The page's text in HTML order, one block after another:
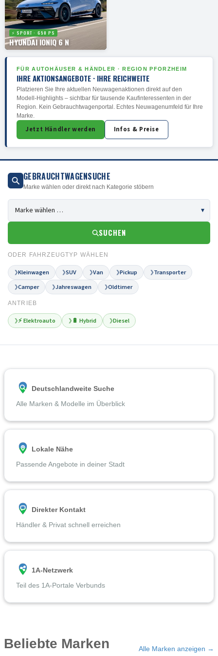
⚡ SPORT · 650 PS
HYUNDAI IONIQ 6 N
FÜR AUTOHÄUSER & HÄNDLER · REGION PFORZHEIM
IHRE AKTIONSANGEBOTE · IHRE REICHWEITE
Platzieren Sie Ihre aktuellen Neuwagenaktionen direkt auf den
Modell-Highlights – sichtbar für tausende Kaufinteressenten in der
Region. Kein Gebrauchtwagenportal. Echtes Neuwagenumfeld für Ihre
Marke.
Jetzt Händler werden Infos & Preise
GEBRAUCHTWAGENSUCHE
Marke wählen oder direkt nach Kategorie stöbern
SUCHEN
ODER FAHRZEUGTYP WÄHLEN
❯Kleinwagen ❯SUV ❯Van ❯Pickup ❯Transporter
❯Camper ❯Jahreswagen ❯Oldtimer
ANTRIEB
❯⚡ Elektroauto ❯ 🔋 Hybrid ❯Diesel
Deutschlandweite Suche
Alle Marken & Modelle im Überblick
Lokale Nähe
Passende Angebote in deiner Stadt
Direkter Kontakt
Händler & Privat schnell erreichen
1A-Netzwerk
Teil des 1A-Portale Verbunds
Beliebte Marken Alle Marken anzeigen →